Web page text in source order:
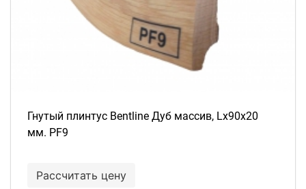
Гнутый плинтус Bentline Дуб массив, Lх90х20
мм. PF9
Рассчитать цену